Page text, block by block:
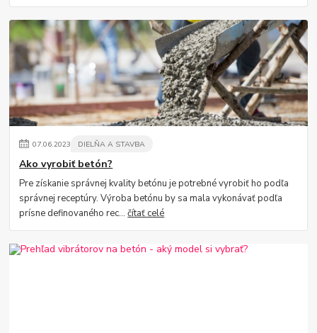
07.06.2023 DIELŇA A STAVBA
Ako vyrobiť betón?
Pre získanie správnej kvality betónu je potrebné vyrobiť ho podľa
správnej receptúry. Výroba betónu by sa mala vykonávať podľa
prísne definovaného rec...čítať celé